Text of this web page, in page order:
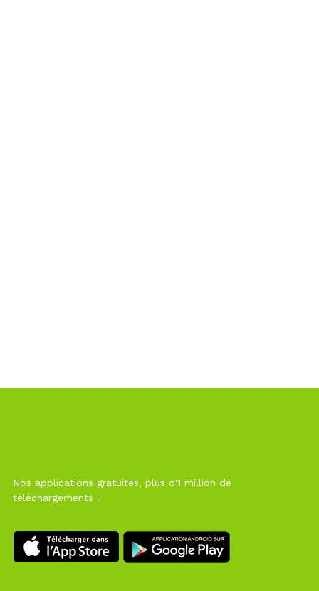
Nos applications gratuites, plus d'1 million de
téléchargements !